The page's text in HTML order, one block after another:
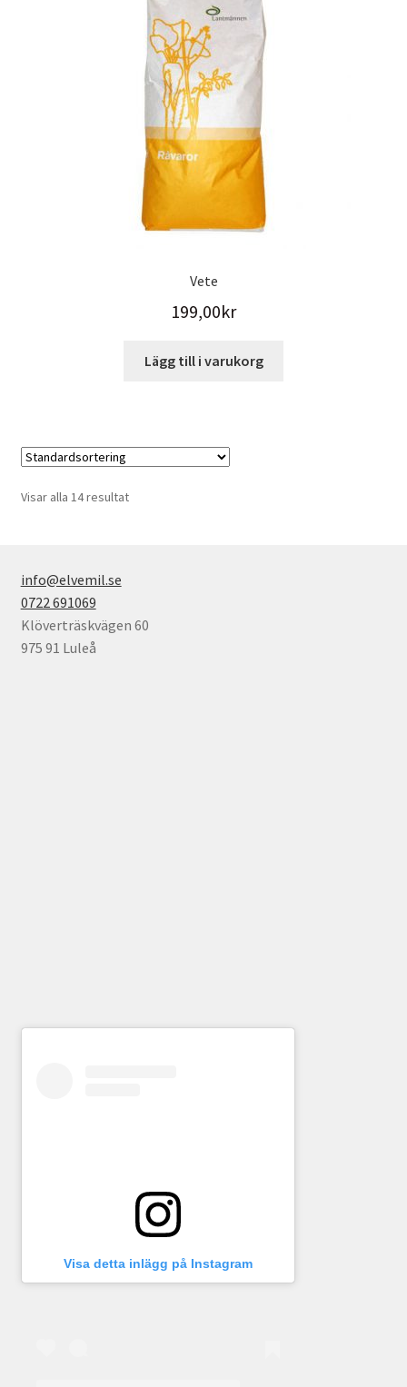
Vete
199,00kr
Lägg till i varukorg
Visar alla 14 resultat
info@elvemil.se
0722 691069
Klöverträskvägen 60
975 91 Luleå
Visa detta inlägg på Instagram